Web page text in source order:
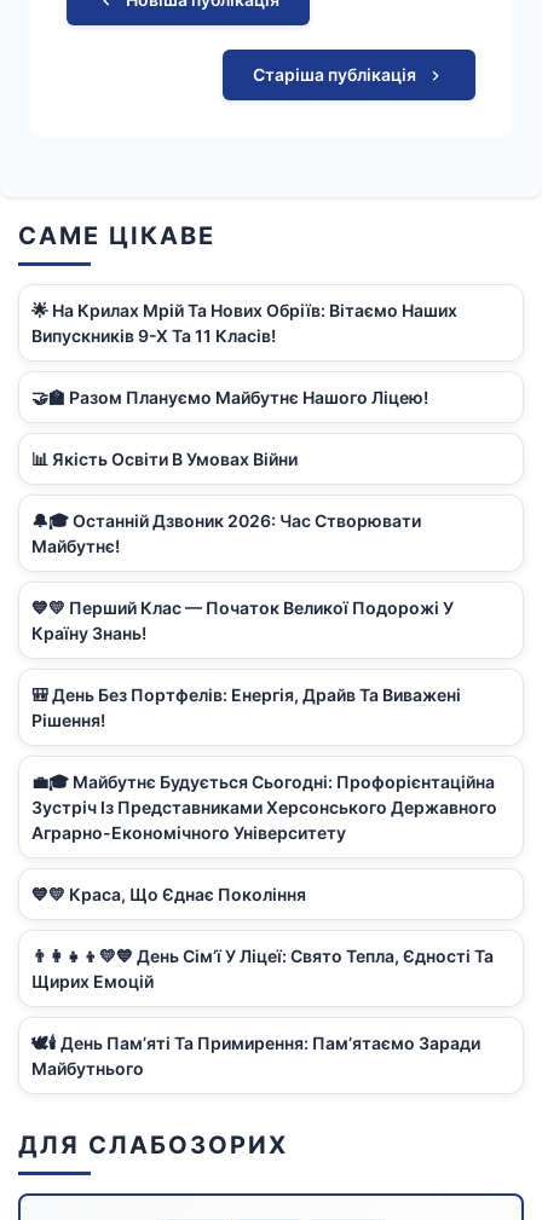
Старіша публікація
САМЕ ЦІКАВЕ
🌟 На Крилах Мрій Та Нових Обріїв: Вітаємо Наших
Випускників 9-Х Та 11 Класів!
🤝🏫 Разом Плануємо Майбутнє Нашого Ліцею!
📊 Якість Освіти В Умовах Війни
🔔🎓 Останній Дзвоник 2026: Час Створювати
Майбутнє!
💙💛 Перший Клас — Початок Великої Подорожі У
Країну Знань!
🎒 День Без Портфелів: Енергія, Драйв Та Виважені
Рішення!
💼🎓 Майбутнє Будується Сьогодні: Профорієнтаційна
Зустріч Із Представниками Херсонського Державного
Аграрно-Економічного Університету
💙💛 Краса, Що Єднає Покоління
👨‍👩‍👧‍👦💛💙 День Сім’ї У Ліцеї: Свято Тепла, Єдності Та
Щирих Емоцій
🕊️🕯️ День Пам’яті Та Примирення: Пам’ятаємо Заради
Майбутнього
ДЛЯ СЛАБОЗОРИХ